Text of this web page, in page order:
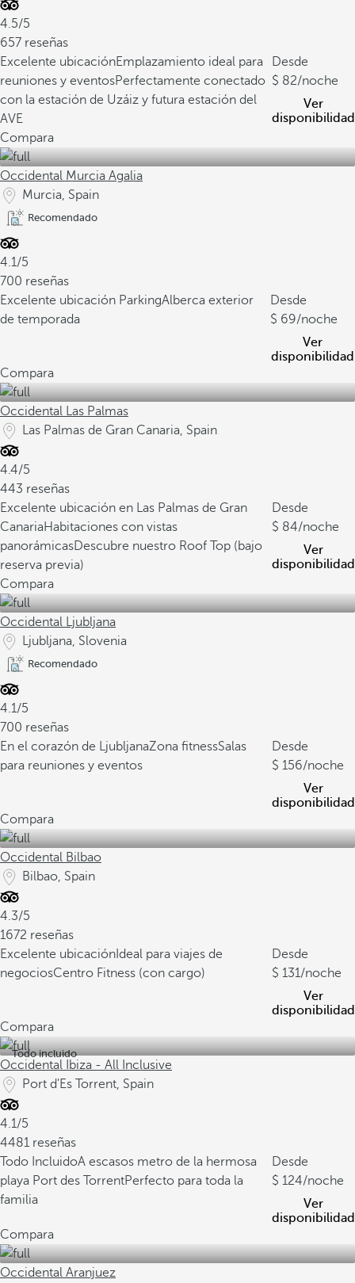
4.5/5
657 reseñas
Excelente ubicaciónEmplazamiento ideal para
reuniones y eventosPerfectamente conectado
con la estación de Uzáiz y futura estación del
AVE
Desde
82/noche
Ver
disponibilidad
Compara
Occidental Murcia Agalia
Murcia, Spain
Recomendado
4.1/5
700 reseñas
Excelente ubicación ParkingAlberca exterior
de temporada
Desde
69/noche
Ver
disponibilidad
Compara
Occidental Las Palmas
Las Palmas de Gran Canaria, Spain
4.4/5
443 reseñas
Excelente ubicación en Las Palmas de Gran
CanariaHabitaciones con vistas
panorámicasDescubre nuestro Roof Top (bajo
reserva previa)
Desde
84/noche
Ver
disponibilidad
Compara
Occidental Ljubljana
Ljubljana, Slovenia
Recomendado
4.1/5
700 reseñas
En el corazón de LjubljanaZona fitnessSalas
para reuniones y eventos
Desde
156/noche
Ver
disponibilidad
Compara
Occidental Bilbao
Bilbao, Spain
4.3/5
1672 reseñas
Excelente ubicación Ideal para viajes de
negociosCentro Fitness (con cargo)
Desde
131/noche
Ver
disponibilidad
Compara
Todo incluido
Occidental Ibiza - All Inclusive
Port d'Es Torrent, Spain
4.1/5
4481 reseñas
Todo IncluidoA escasos metro de la hermosa
playa Port des TorrentPerfecto para toda la
familia
Desde
124/noche
Ver
disponibilidad
Compara
Occidental Aranjuez